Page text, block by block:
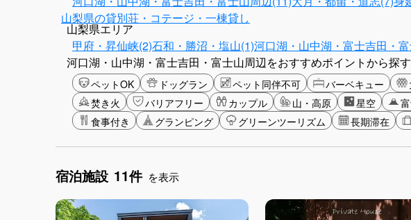
山梨県の貸別荘・コテージ・一棟貸し
山梨県エリア
甲府・昇仙峡(2)石和・勝沼・塩山(1)河口湖・山中湖・富士吉田・
河口湖・山中湖・富士吉田・富士山周辺をおすすめポイントから探す
ペットOK ドッグラン ペット同伴不可 バーベキュー
焚き火
バリアフリー カップル 山・高原 星空
食事付き
グランピング グリーンツーリズム 長期滞在
宿泊施設 11件 を表示